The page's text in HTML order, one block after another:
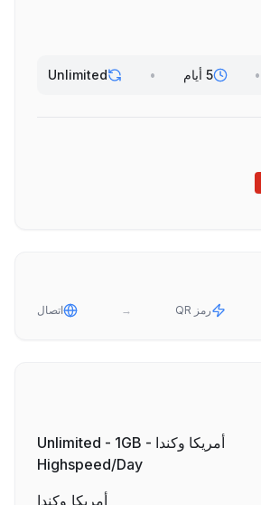
• 5 أيام •
Unlimited
رمز QR → اتصال
أمريكا وكندا - Unlimited - 1GB
Highspeed/Day
أمريكا وكندا